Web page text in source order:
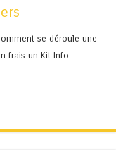
se déroule une
frais un Kit Info